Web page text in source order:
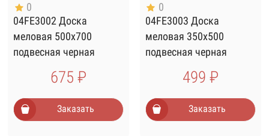
0
04FE3002 Доска
меловая 500х700
подвесная черная
675 ₽
Заказать
0
04FE3003 Доска
меловая 350х500
подвесная черная
499 ₽
Заказать